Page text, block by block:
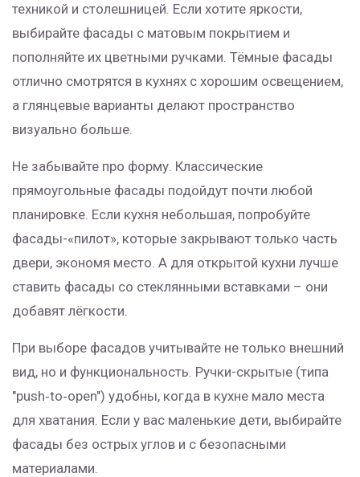
техникой и столешницей. Если хотите яркости,
выбирайте фасады с матовым покрытием и
пополняйте их цветными ручками. Тёмные фасады
отлично смотрятся в кухнях с хорошим освещением,
а глянцевые варианты делают пространство
визуально больше.
Не забывайте про форму. Классические
прямоугольные фасады подойдут почти любой
планировке. Если кухня небольшая, попробуйте
фасады-«пилот», которые закрывают только часть
двери, экономя место. А для открытой кухни лучше
ставить фасады со стеклянными вставками – они
добавят лёгкости.
При выборе фасадов учитывайте не только внешний
вид, но и функциональность. Ручки-скрытые (типа
"push‑to‑open") удобны, когда в кухне мало места
для хватания. Если у вас маленькие дети, выбирайте
фасады без острых углов и с безопасными
материалами.